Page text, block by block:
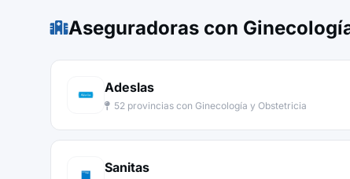
Aseguradoras con
Adeslas
52 provincias con Ginecología y Obstetricia
Sanitas